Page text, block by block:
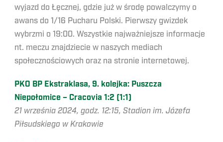
wyjazd do Łęcznej, gdzie już w środę powalczymy o
awans do 1/16 Pucharu Polski. Pierwszy gwizdek
wybrzmi o 19:00. Wszystkie najważniejsze informacje
nt. meczu znajdziecie w naszych mediach
społecznościowych oraz na stronie internetowej.
PKO BP Ekstraklasa, 9. kolejka: Puszcza
Niepołomice – Cracovia 1:2 (1:1)
21 września 2024, godz. 12:15, Stadion im. Józefa
Piłsudskiego w Krakowie